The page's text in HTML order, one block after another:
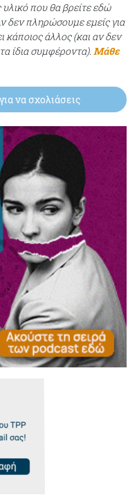
που θα βρείτε εδώ
δεν πληρώσουμε εμείς για
άλλος (και αν δεν
ίδια συμφέροντα). Μάθε
να σχολιάσεις